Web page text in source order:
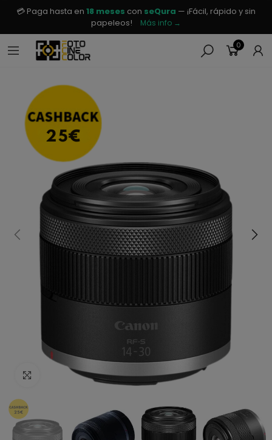
💳 Paga hasta en 18 meses con seQura — ¡Fácil, rápido y sin
papeleos!
Más info →
0
Haga clic para ampliar